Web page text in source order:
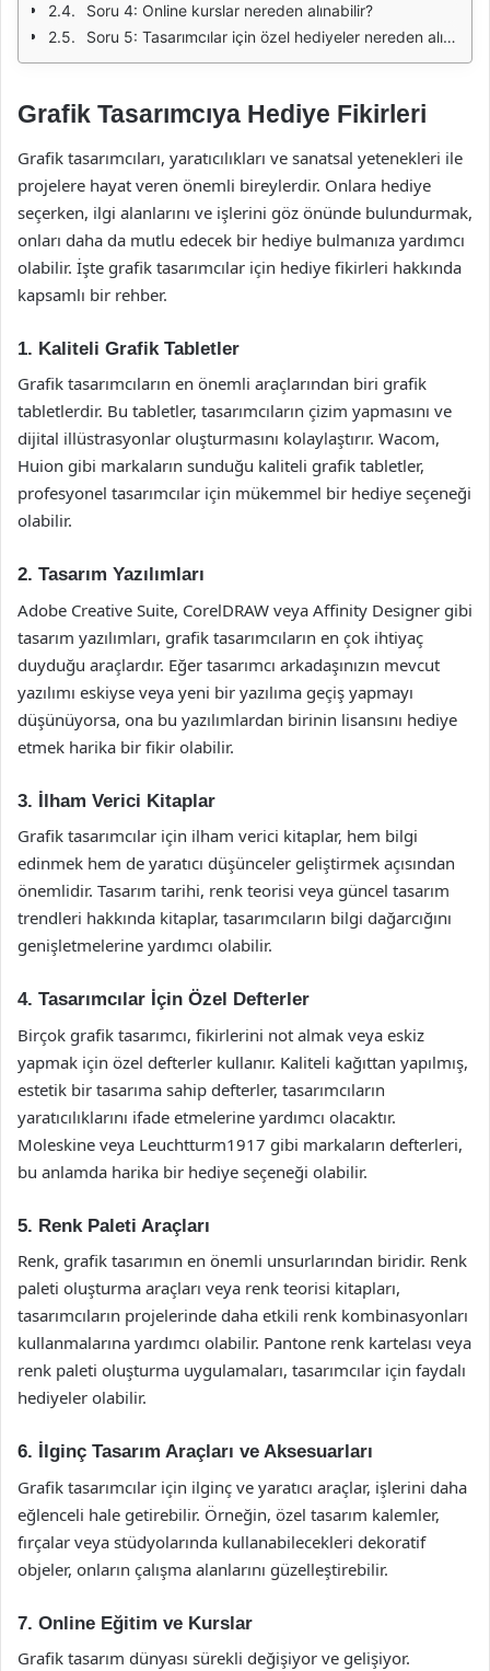
Soru 4: Online kurslar nereden alınabilir?
Soru 5: Tasarımcılar için özel hediyeler nereden alınabilir?
Grafik Tasarımcıya Hediye Fikirleri
Grafik tasarımcıları, yaratıcılıkları ve sanatsal yetenekleri ile
projelere hayat veren önemli bireylerdir. Onlara hediye
seçerken, ilgi alanlarını ve işlerini göz önünde bulundurmak,
onları daha da mutlu edecek bir hediye bulmanıza yardımcı
olabilir. İşte grafik tasarımcılar için hediye fikirleri hakkında
kapsamlı bir rehber.
1. Kaliteli Grafik Tabletler
Grafik tasarımcıların en önemli araçlarından biri grafik
tabletlerdir. Bu tabletler, tasarımcıların çizim yapmasını ve
dijital illüstrasyonlar oluşturmasını kolaylaştırır. Wacom,
Huion gibi markaların sunduğu kaliteli grafik tabletler,
profesyonel tasarımcılar için mükemmel bir hediye seçeneği
olabilir.
2. Tasarım Yazılımları
Adobe Creative Suite, CorelDRAW veya Affinity Designer gibi
tasarım yazılımları, grafik tasarımcıların en çok ihtiyaç
duyduğu araçlardır. Eğer tasarımcı arkadaşınızın mevcut
yazılımı eskiyse veya yeni bir yazılıma geçiş yapmayı
düşünüyorsa, ona bu yazılımlardan birinin lisansını hediye
etmek harika bir fikir olabilir.
3. İlham Verici Kitaplar
Grafik tasarımcılar için ilham verici kitaplar, hem bilgi
edinmek hem de yaratıcı düşünceler geliştirmek açısından
önemlidir. Tasarım tarihi, renk teorisi veya güncel tasarım
trendleri hakkında kitaplar, tasarımcıların bilgi dağarcığını
genişletmelerine yardımcı olabilir.
4. Tasarımcılar İçin Özel Defterler
Birçok grafik tasarımcı, fikirlerini not almak veya eskiz
yapmak için özel defterler kullanır. Kaliteli kağıttan yapılmış,
estetik bir tasarıma sahip defterler, tasarımcıların
yaratıcılıklarını ifade etmelerine yardımcı olacaktır.
Moleskine veya Leuchtturm1917 gibi markaların defterleri,
bu anlamda harika bir hediye seçeneği olabilir.
5. Renk Paleti Araçları
Renk, grafik tasarımın en önemli unsurlarından biridir. Renk
paleti oluşturma araçları veya renk teorisi kitapları,
tasarımcıların projelerinde daha etkili renk kombinasyonları
kullanmalarına yardımcı olabilir. Pantone renk kartelası veya
renk paleti oluşturma uygulamaları, tasarımcılar için faydalı
hediyeler olabilir.
6. İlginç Tasarım Araçları ve Aksesuarları
Grafik tasarımcılar için ilginç ve yaratıcı araçlar, işlerini daha
eğlenceli hale getirebilir. Örneğin, özel tasarım kalemler,
fırçalar veya stüdyolarında kullanabilecekleri dekoratif
objeler, onların çalışma alanlarını güzelleştirebilir.
7. Online Eğitim ve Kurslar
Grafik tasarım dünyası sürekli değişiyor ve gelişiyor.